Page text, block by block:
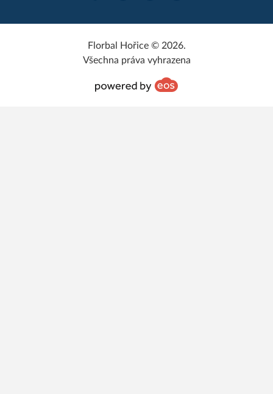
Florbal Hořice © 2026.
Všechna práva vyhrazena